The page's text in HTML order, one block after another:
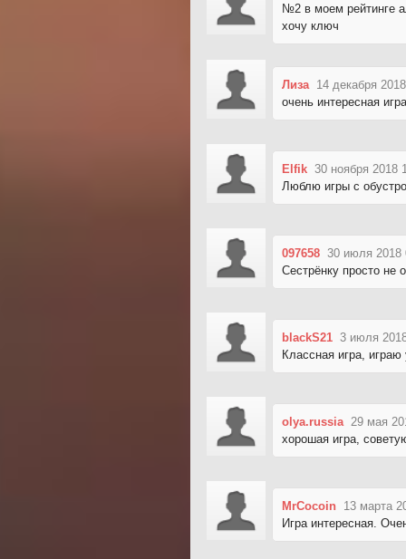
№2 в моем рейтинге
хочу ключ
Лиза 14 декабря
очень интересная
Elfik 30 ноября 2018
Люблю игры с
097658 30 июля 2018
Сестрёнку просто не
blackS21 3 июля
Классная игра,
olya.russia 29 мая
хорошая игра,
MrCocoin 13 марта
Игра интересная.